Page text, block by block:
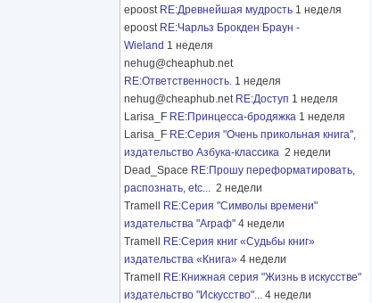
epoost RE:Древнейшая мудрость 1 неделя
epoost RE:Чарльз Брокден Браун -
Wieland 1 неделя
nehug@cheaphub.net
RE:Ответственность. 1 неделя
nehug@cheaphub.net RE:Доступ 1 неделя
Larisa_F RE:Принцесса-бродяжка 1 неделя
Larisa_F RE:Серия "Очень прикольная книга",
издательство Азбука-классика 2 недели
Dead_Space RE:Прошу переформатировать,
распознать, etc... 2 недели
Tramell
RE:Серия "Символы времени"
издательства "Аграф" 4 недели
Tramell
RE:Серия книг «Судьбы книг»
издательства «Книга» 4 недели
Tramell
RE:Книжная серия "Жизнь в искусстве"
издательство "Искусство"... 4 недели